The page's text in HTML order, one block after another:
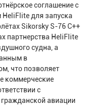
соглашение с
для запуска
Sikorsky S-76 C++
партнерства HeliFlite
судна, а
в
что позволяет
коммерческие
с
авиации